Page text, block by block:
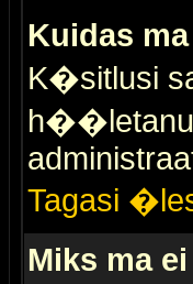
Kuidas
K�sitlusi
Tagasi
Miks ma